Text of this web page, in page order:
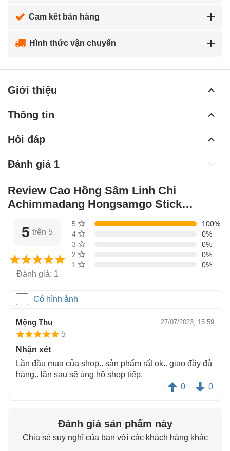
Cam kết bán hàng
Hình thức vận chuyển
Giới thiệu
Thông tin
Hỏi đáp
Đánh giá 1
Review Cao Hồng Sâm Linh Chi
Achimmadang Hongsamgo Stick
Extract từ những khách đã mua hàng
5 trên 5
Đánh giá: 1
5 sao
100%
4 sao
0%
3 sao
0%
2 sao
0%
1 sao
0%
Có hình ảnh
Mộng Thu 27/07/2023, 15:59
5
Nhận xét
Lần đầu mua của shop.. sản phẩm rất ok.. giao đầy đủ
hàng.. lần sau sẽ ủng hộ shop tiếp.
0
0
Đánh giá sản phẩm này
Chia sẻ suy nghĩ của bạn với các khách hàng khác